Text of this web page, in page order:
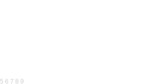
5 6 7 8 9